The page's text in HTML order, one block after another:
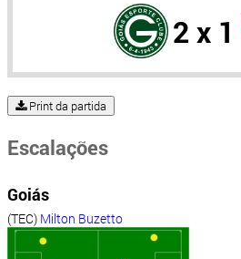
2 x 1
Print da partida
Escalações
Goiás
(TEC) Milton Buzetto